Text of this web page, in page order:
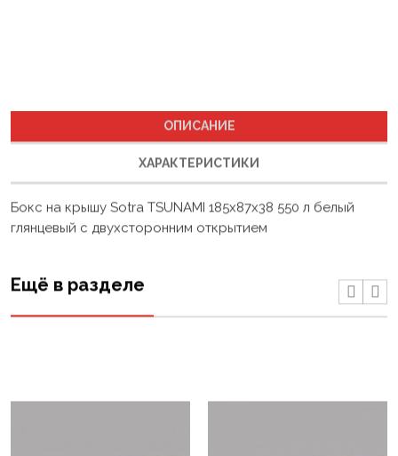
ХАРАКТЕРИСТИКИ
Бокс на крышу Sotra TSUNAMI 185х87х38 550 л белый
глянцевый с двухсторонним открытием